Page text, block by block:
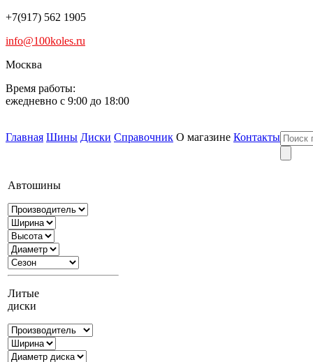
+7(917) 562 1905
info@100koles.ru
Москва
Время работы:
ежедневно с 9:00 до 18:00
Главная Шины Диски Справочник О магазине Контакты
Автошины
Литые
диски